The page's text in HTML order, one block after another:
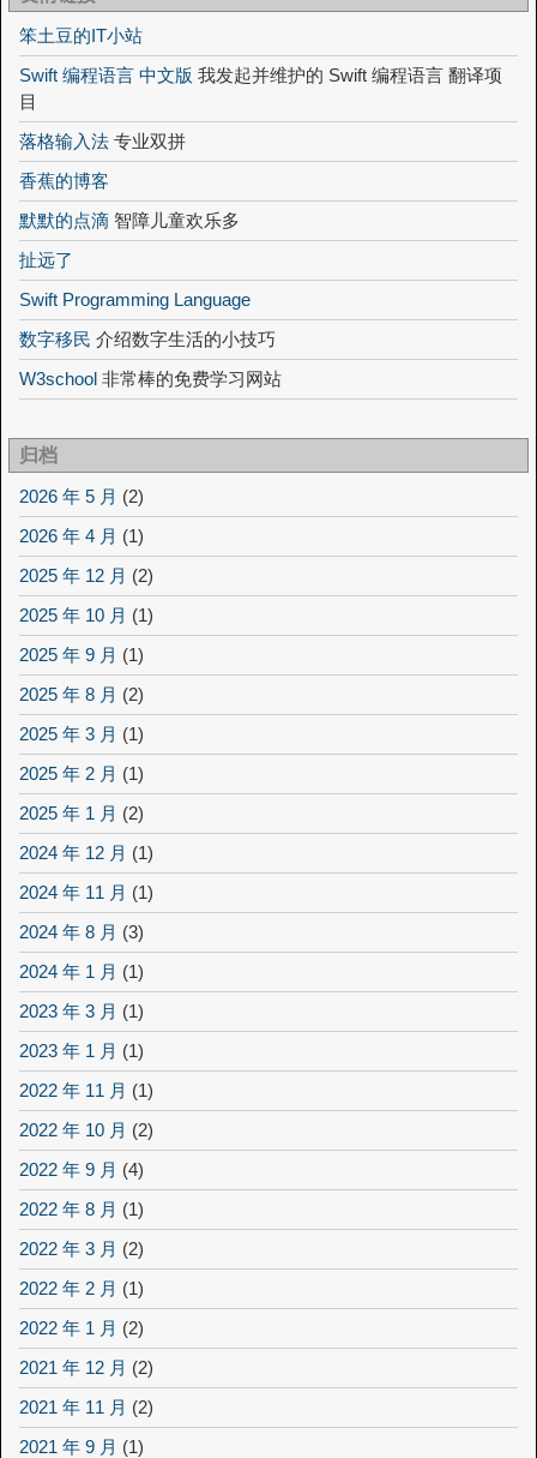
笨土豆的IT小站
Swift 编程语言 中文版 我发起并维护的 Swift 编程语言 翻译项
目
落格输入法 专业双拼
香蕉的博客
默默的点滴 智障儿童欢乐多
扯远了
Swift Programming Language
数字移民 介绍数字生活的小技巧
W3school 非常棒的免费学习网站
归档
2026 年 5 月 (2)
2026 年 4 月 (1)
2025 年 12 月 (2)
2025 年 10 月 (1)
2025 年 9 月 (1)
2025 年 8 月 (2)
2025 年 3 月 (1)
2025 年 2 月 (1)
2025 年 1 月 (2)
2024 年 12 月 (1)
2024 年 11 月 (1)
2024 年 8 月 (3)
2024 年 1 月 (1)
2023 年 3 月 (1)
2023 年 1 月 (1)
2022 年 11 月 (1)
2022 年 10 月 (2)
2022 年 9 月 (4)
2022 年 8 月 (1)
2022 年 3 月 (2)
2022 年 2 月 (1)
2022 年 1 月 (2)
2021 年 12 月 (2)
2021 年 11 月 (2)
2021 年 9 月 (1)